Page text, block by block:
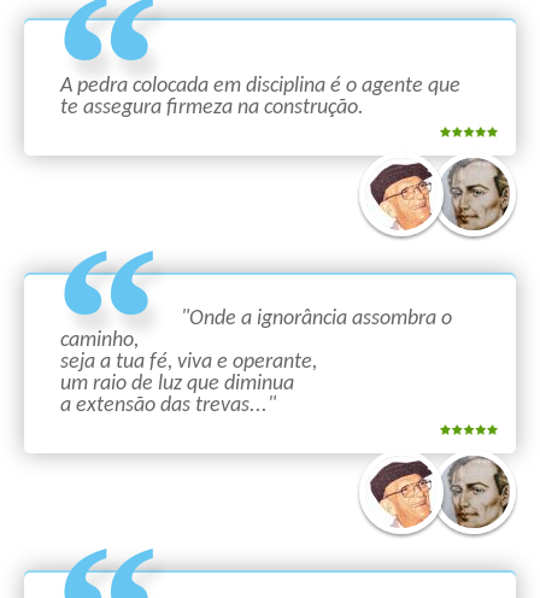
A pedra colocada em disciplina é o agente que
te assegura firmeza na construção.
"Onde a ignorância assombra o
caminho,
seja a tua fé, viva e operante,
um raio de luz que diminua
a extensão das trevas..."